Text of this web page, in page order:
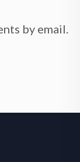
by email.